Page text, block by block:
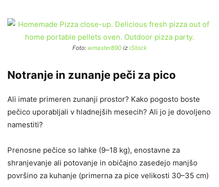
Foto: wmaster890 iz iStock
Notranje in zunanje peči za pico
Ali imate primeren zunanji prostor? Kako pogosto boste
pečico uporabljali v hladnejših mesecih? Ali jo je dovoljeno
namestiti?
Prenosne pečice so lahke (9–18 kg), enostavne za
shranjevanje ali potovanje in običajno zasedejo manjšo
površino za kuhanje (primerna za pice velikosti 30–35 cm)